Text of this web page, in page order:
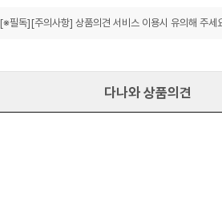
[※필독][주의사항] 상품의견 서비스 이용시 유의해 주세
다나와 상품의견